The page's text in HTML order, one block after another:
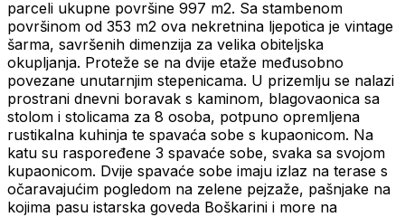
parceli ukupne površine 997 m2. Sa stambenom
površinom od 353 m2 ova nekretnina ljepotica je vintage
šarma, savršenih dimenzija za velika obiteljska
okupljanja. Proteže se na dvije etaže međusobno
povezane unutarnjim stepenicama. U prizemlju se nalazi
prostrani dnevni boravak s kaminom, blagovaonica sa
stolom i stolicama za 8 osoba, potpuno opremljena
rustikalna kuhinja te spavaća sobe s kupaonicom. Na
katu su raspoređene 3 spavaće sobe, svaka sa svojom
kupaonicom. Dvije spavaće sobe imaju izlaz na terase s
očaravajućim pogledom na zelene pejzaže, pašnjake na
kojima pasu istarska goveda Boškarini i more na